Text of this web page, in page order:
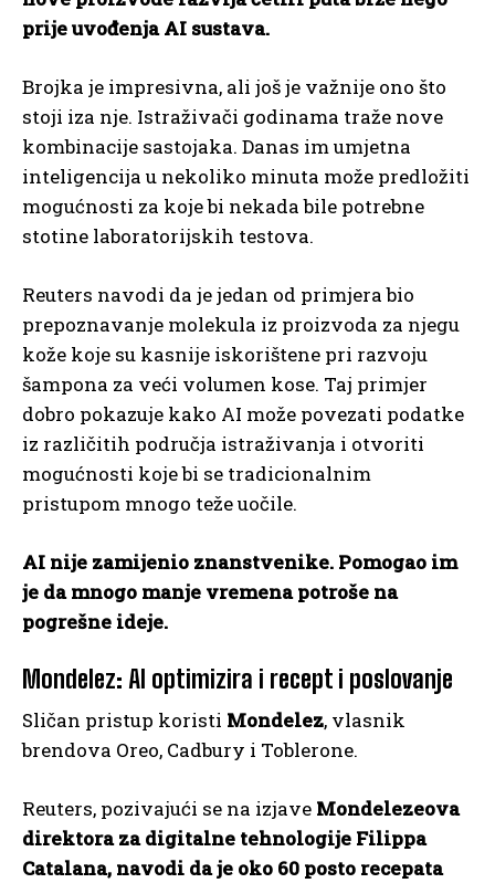
prije uvođenja AI sustava.
Brojka je impresivna, ali još je važnije ono što
stoji iza nje. Istraživači godinama traže nove
kombinacije sastojaka. Danas im umjetna
inteligencija u nekoliko minuta može predložiti
mogućnosti za koje bi nekada bile potrebne
stotine laboratorijskih testova.
Reuters navodi da je jedan od primjera bio
prepoznavanje molekula iz proizvoda za njegu
kože koje su kasnije iskorištene pri razvoju
šampona za veći volumen kose. Taj primjer
dobro pokazuje kako AI može povezati podatke
iz različitih područja istraživanja i otvoriti
mogućnosti koje bi se tradicionalnim
pristupom mnogo teže uočile.
AI nije zamijenio znanstvenike. Pomogao im
je da mnogo manje vremena potroše na
pogrešne ideje.
Mondelez: AI optimizira i recept i poslovanje
Sličan pristup koristi Mondelez, vlasnik
brendova Oreo, Cadbury i Toblerone.
Reuters, pozivajući se na izjave Mondelezeova
direktora za digitalne tehnologije Filippa
Catalana, navodi da je oko 60 posto recepata